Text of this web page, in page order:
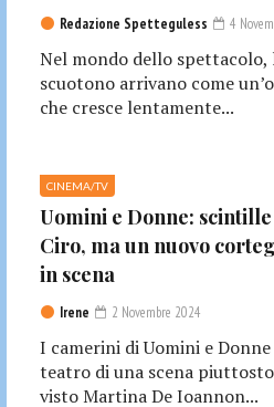
Redazione Spetteguless 4
Nel mondo dello spettacolo,
scuotono arrivano come
che cresce lentamente...
CINEMA/TV
Uomini e Donne:
Ciro, ma un nuovo
in scena
Irene 2 Novembre 2024
I camerini di Uomini e
teatro di una scena piuttosto
visto Martina De Ioannon...